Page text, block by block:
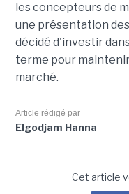
les concepteurs de
une présentation
décidé d'investir
terme pour
marché.
Article rédigé par
Elgodjam Hanna
Cet article